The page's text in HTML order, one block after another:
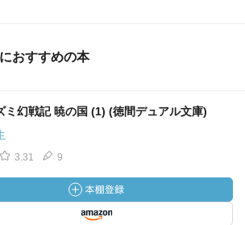
おすすめの本
ミ幻戦記 暁の国 (1) (徳間デュアル文庫)
3.31 9